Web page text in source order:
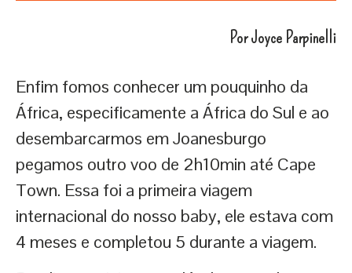
Por Joyce Parpinelli
Enfim fomos conhecer um pouquinho da
África, especificamente a África do Sul e ao
desembarcarmos em Joanesburgo
pegamos outro voo de 2h10min até Cape
Town. Essa foi a primeira viagem
internacional do nosso baby, ele estava com
4 meses e completou 5 durante a viagem.